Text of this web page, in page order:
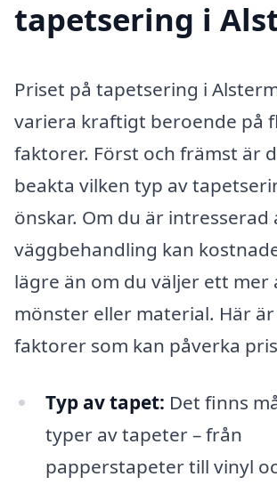
tapetsering i
Priset på tapetsering i
variera kraftigt beroende på
faktorer. Först och främst är
beakta vilken typ av
önskar. Om du är intresserad
väggbehandling kan
lägre än om du väljer ett mer
mönster eller material. Här
faktorer som kan påverka
Typ av tapet: Det finns
typer av tapeter – från
papperstapeter till vinyl